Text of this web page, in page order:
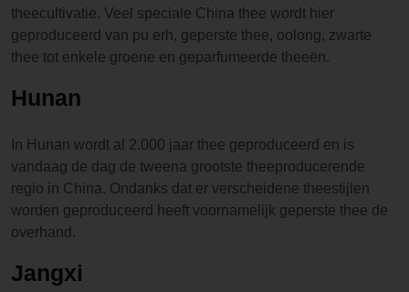
theecultivatie. Veel speciale China thee wordt hier
geproduceerd van pu erh, geperste thee, oolong, zwarte
thee tot enkele groene en geparfumeerde theeën.
Hunan
In Hunan wordt al 2.000 jaar thee geproduceerd en is
vandaag de dag de tweena grootste theeproducerende
regio in China. Ondanks dat er verscheidene theestijlen
worden geproduceerd heeft voornamelijk geperste thee de
overhand.
Jangxi